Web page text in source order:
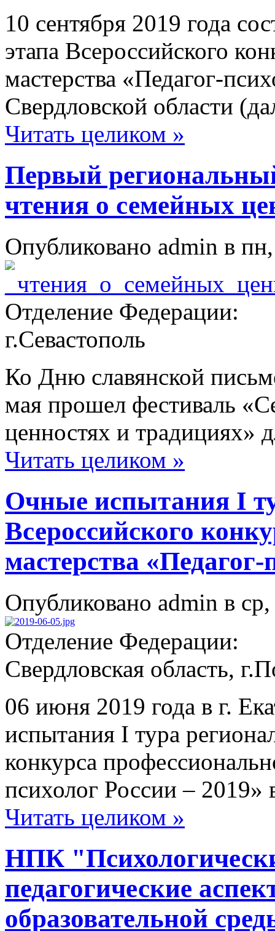
10 сентября 2019 года
этапа Всероссийского
мастерства «Педагог-
Свердловской области
Читать целиком »
Первый
чтения о семейных
Опубликовано admin в
Отделение Федерации:
г.Севастополь
Ко Дню славянской
мая прошел фестиваль
ценностях и традициях»
Читать целиком »
Очные испытания I
Всероссийского
мастерства
Опубликовано admin в
Отделение Федерации:
Свердловская область,
06 июня 2019 года в г.
испытания I тура
конкурса
психолог России – 2019»
Читать целиком »
НПК
педагогические
образовательной